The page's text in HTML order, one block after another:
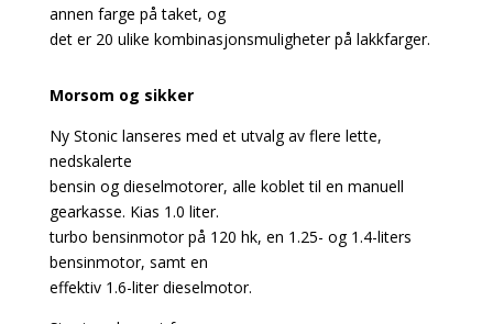
annen farge på taket, og
det er 20 ulike kombinasjonsmuligheter på lakkfarger.
Morsom og sikker
Ny Stonic lanseres med et utvalg av flere lette,
nedskalerte
bensin og dieselmotorer, alle koblet til en manuell
gearkasse. Kias 1.0 liter.
turbo bensinmotor på 120 hk, en 1.25- og 1.4-liters
bensinmotor, samt en
effektiv 1.6-liter dieselmotor.